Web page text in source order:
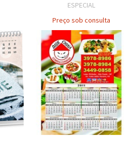
ESPECIAL
Preço sob consulta